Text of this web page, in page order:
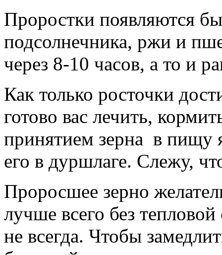
Проростки появляются
подсолнечника, ржи и
через 8-10 часов, а то и
Как только росточки
готово вас лечить,
принятием зерна в пищу
его в дуршлаге. Слежу,
Проросшее зерно
лучше всего без
не всегда. Чтобы